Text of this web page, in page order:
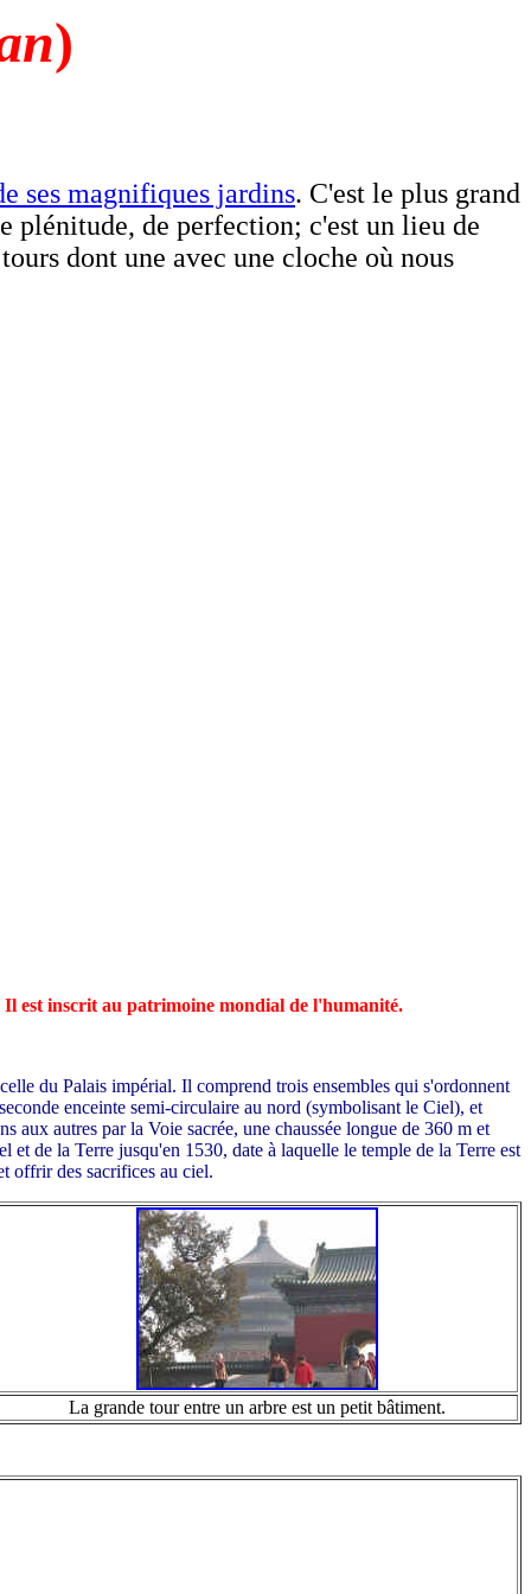
)
ses magnifiques jardins. C'est le plus grand
plénitude, de perfection; c'est un lieu de
dont une avec une cloche où nous
Il est inscrit au patrimoine mondial de l'humanité.
du Palais impérial. Il comprend trois ensembles qui s'ordonnent
enceinte semi-circulaire au nord (symbolisant le Ciel), et
aux autres par la Voie sacrée, une chaussée longue de 360 m et
de la Terre jusqu'en 1530, date à laquelle le temple de la Terre est
offrir des sacrifices au ciel.
La grande tour entre un arbre est un petit bâtiment.